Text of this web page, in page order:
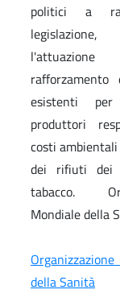
politici a
rafforzamento
esistenti
produttori
costi
dei rifiuti dei
tabacco.
Mondiale della
della Sanità